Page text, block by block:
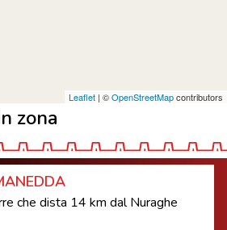
Leaflet | ©OpenStreetMapcontributors
zona
che dista 14 km dal Nuraghe